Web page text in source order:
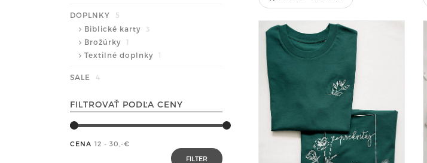
DOPLNKY
5
Biblické karty
3
Brožúrky
1
Textilné doplnky
1
SALE 4
FILTROVAŤ PODĽA CENY
CENA 12 - 30 ,-€